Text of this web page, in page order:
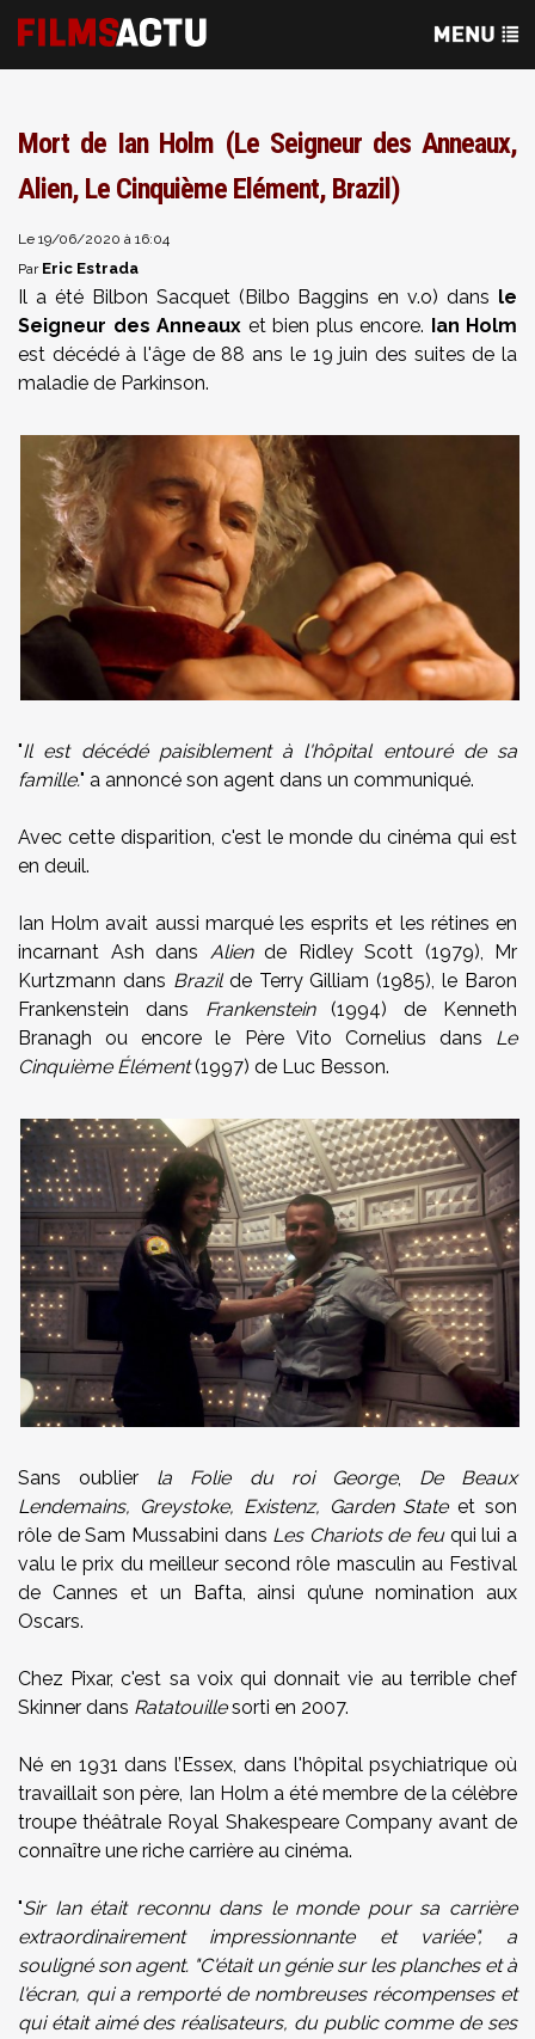
Mort de Ian Holm (Le Seigneur des Anneaux,
Alien, Le Cinquième Elément, Brazil)
Le 19/06/2020 à 16:04
Par Eric Estrada
Il a été Bilbon Sacquet (Bilbo Baggins en v.o) dans le
Seigneur des Anneaux et bien plus encore. Ian Holm
est décédé à l'âge de 88 ans le 19 juin des suites de la
maladie de Parkinson.
"Il est décédé paisiblement à l'hôpital entouré de sa
famille." a annoncé son agent dans un communiqué.
Avec cette disparition, c'est le monde du cinéma qui est
en deuil.
Ian Holm avait aussi marqué les esprits et les rétines en
incarnant Ash dans Aliende Ridley Scott (1979), Mr
Kurtzmann dans Brazilde Terry Gilliam (1985), le Baron
Frankenstein dans Frankenstein(1994) de Kenneth
Branagh ou encore le Père Vito Cornelius dans Le
Cinquième Élément(1997) de Luc Besson.
Sans oublier la Folie du roi George, De Beaux
Lendemains, Greystoke, Existenz, Garden Stateet son
rôle de Sam Mussabini dans Les Chariots de feuqui lui a
valu le prix du meilleur second rôle masculin au Festival
de Cannes et un Bafta, ainsi qu’une nomination aux
Oscars.
Chez Pixar, c'est sa voix qui donnait vie au terrible chef
Skinner dans Ratatouillesorti en 2007.
Né en 1931 dans l’Essex, dans l'hôpital psychiatrique où
travaillait son père, Ian Holm a été membre de la célèbre
troupe théâtrale Royal Shakespeare Company avant de
connaître une riche carrière au cinéma.
"Sir Ian était reconnu dans le monde pour sa carrière
extraordinairement impressionnante et variée", a
souligné son agent. "C'était un génie sur les planches et à
l'écran, qui a remporté de nombreuses récompenses et
qui était aimé des réalisateurs, du public comme de ses